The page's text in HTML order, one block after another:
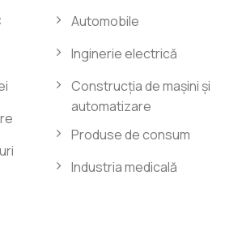
Automobile
Inginerie electrică
Construcția de mașini și
automatizare
Produse de consum
Industria medicală